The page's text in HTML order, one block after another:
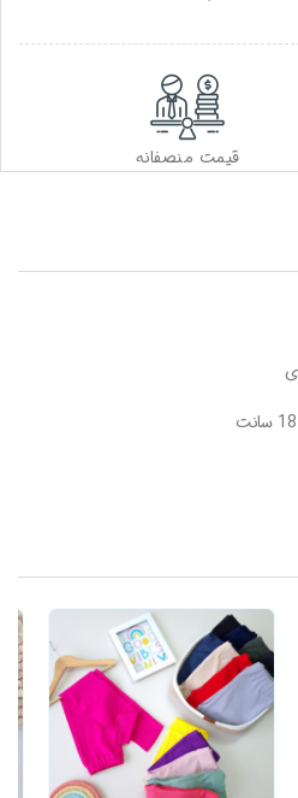
قیمت منصفانه